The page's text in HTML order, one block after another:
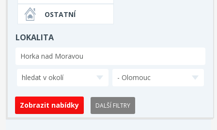
OSTATNÍ
LOKALITA
hledat v okolí - Olomouc
DALŠÍ FILTRY